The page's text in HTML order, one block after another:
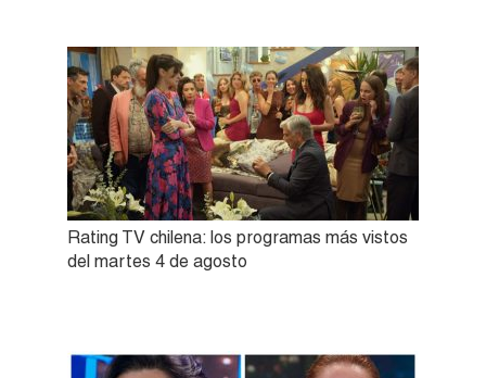
Rating TV chilena: los programas más vistos
del martes 4 de agosto